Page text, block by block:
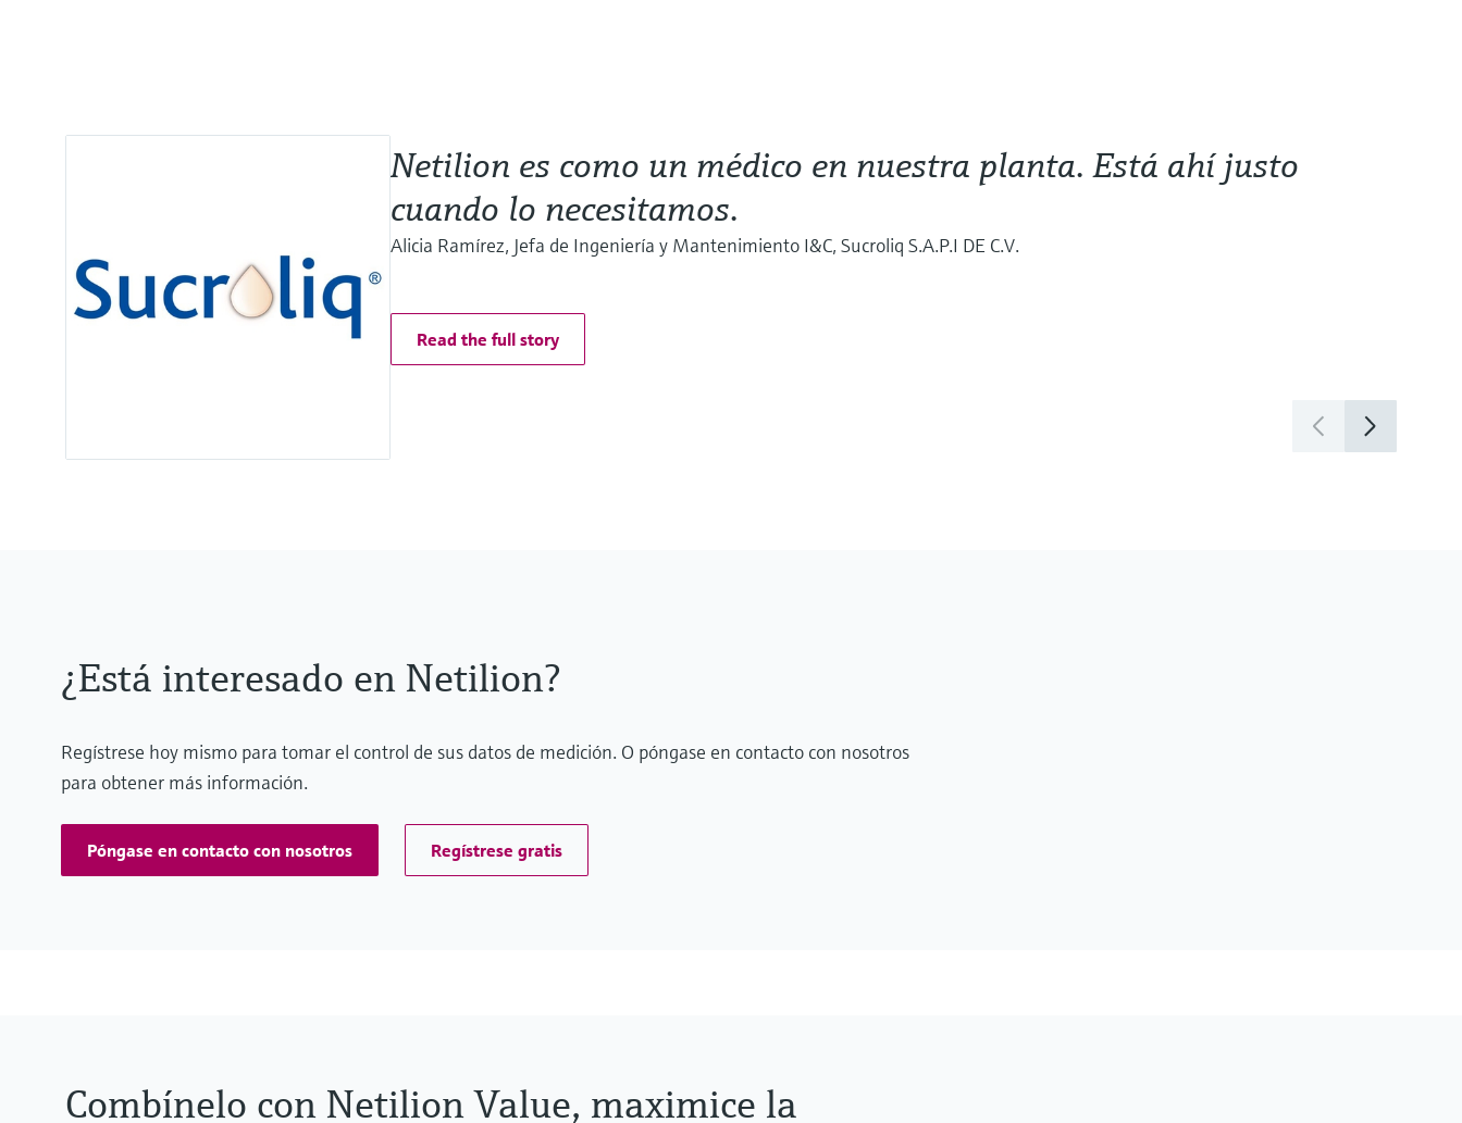
Netilion es como un médico en nuestra planta. Está ahí justo
cuando lo necesitamos.
Alicia Ramírez, Jefa de Ingeniería y Mantenimiento I&C, Sucroliq S.A.P.I DE C.V.
Read the full story
¿Está interesado en Netilion?
Regístrese hoy mismo para tomar el control de sus datos de medición. O póngase en contacto con nosotros
para obtener más información.
Póngase en contacto con nosotros Regístrese gratis
Combínelo con Netilion Value, maximice la